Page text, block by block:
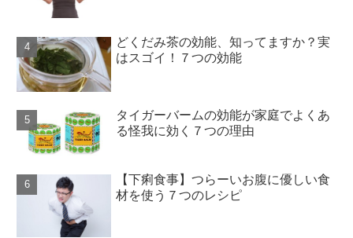
どくだみ茶の効能、知ってますか？実
はスゴイ！７つの効能
タイガーバームの効能が家庭でよくあ
る怪我に効く７つの理由
【下痢食事】つらーいお腹に優しい食
材を使う７つのレシピ